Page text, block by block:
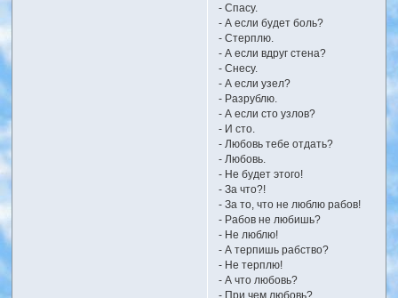
- Спасу.
- А если будет боль?
- Стерплю.
- А если вдруг стена?
- Снесу.
- А если узел?
- Разрублю.
- А если сто узлов?
- И сто.
- Любовь тебе отдать?
- Любовь.
- Не будет этого!
- За что?!
- За то, что не люблю рабов!
- Рабов не любишь?
- Не люблю!
- А терпишь рабство?
- Не терплю!
- А что любовь?
- При чем любовь?